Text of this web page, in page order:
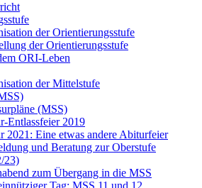
der Orientierungsstufe
der Orientierungsstufe
ORI-Leben
der Mittelstufe
(MSS)
Entlassfeier 2019
2021: Eine etwas andere Abiturfeier
und Beratung zur Oberstufe
23)
zum Übergang in die MSS
Tag: MSS 11 und 12